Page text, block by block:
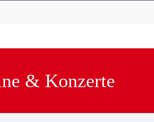
& Konzerte